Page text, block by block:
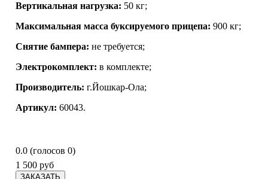
Вертикальная нагрузка: 50 кг;
Максимальная масса буксируемого прицепа: 900 кг;
Снятие бампера: не требуется;
Электрокомплект: в комплекте;
Производитель: г.Йошкар-Ола;
Артикул: 60043.
0.0 (голосов 0)
1 500 руб